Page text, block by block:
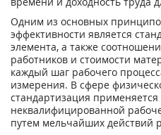
Одним из основных
эффективности является
элемента, а также
работников и стоимости
каждый шаг рабочего
измерения. В сфере
стандартизация
неквалифицированной
путем мельчайших действий